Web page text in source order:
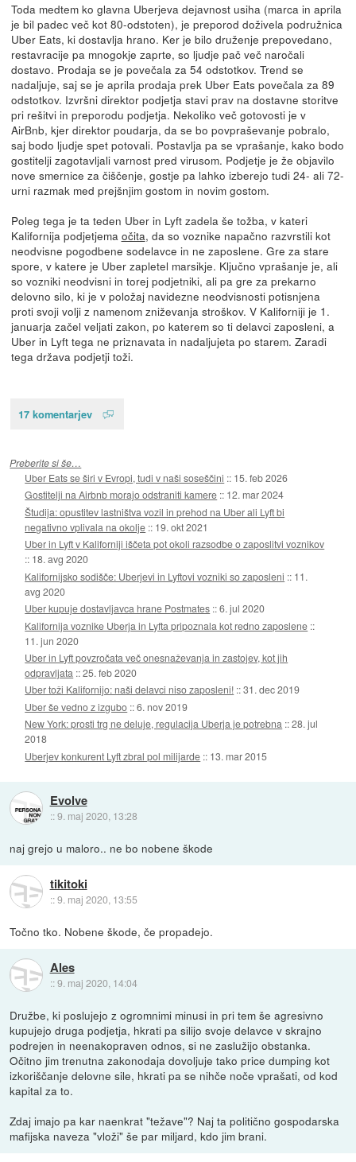
Toda medtem ko glavna Uberjeva dejavnost usiha (marca in aprila
je bil padec več kot 80-odstoten), je preporod doživela podružnica
Uber Eats, ki dostavlja hrano. Ker je bilo druženje prepovedano,
restavracije pa mnogokje zaprte, so ljudje pač več naročali
dostavo. Prodaja se je povečala za 54 odstotkov. Trend se
nadaljuje, saj se je aprila prodaja prek Uber Eats povečala za 89
odstotkov. Izvršni direktor podjetja stavi prav na dostavne storitve
pri rešitvi in preporodu podjetja. Nekoliko več gotovosti je v
AirBnb, kjer direktor poudarja, da se bo povpraševanje pobralo,
saj bodo ljudje spet potovali. Postavlja pa se vprašanje, kako bodo
gostitelji zagotavljali varnost pred virusom. Podjetje je že objavilo
nove smernice za čiščenje, gostje pa lahko izberejo tudi 24- ali 72-
urni razmak med prejšnjim gostom in novim gostom.
Poleg tega je ta teden Uber in Lyft zadela še tožba, v kateri
Kalifornija podjetjema očita, da so voznike napačno razvrstili kot
neodvisne pogodbene sodelavce in ne zaposlene. Gre za stare
spore, v katere je Uber zapletel marsikje. Ključno vprašanje je, ali
so vozniki neodvisni in torej podjetniki, ali pa gre za prekarno
delovno silo, ki je v položaj navidezne neodvisnosti potisnjena
proti svoji volji z namenom zniževanja stroškov. V Kaliforniji je 1.
januarja začel veljati zakon, po katerem so ti delavci zaposleni, a
Uber in Lyft tega ne priznavata in nadaljujeta po starem. Zaradi
tega država podjetji toži.
17 komentarjev
Preberite si še…
Uber Eats se širi v Evropi, tudi v naši soseščini :: 15. feb 2026
Gostitelji na Airbnb morajo odstraniti kamere :: 12. mar 2024
Študija: opustitev lastništva vozil in prehod na Uber ali Lyft bi
negativno vplivala na okolje :: 19. okt 2021
Uber in Lyft v Kaliforniji iščeta pot okoli razsodbe o zaposlitvi voznikov
:: 18. avg 2020
Kalifornijsko sodišče: Uberjevi in Lyftovi vozniki so zaposleni :: 11.
avg 2020
Uber kupuje dostavljavca hrane Postmates ::6. jul 2020
Kalifornija voznike Uberja in Lyfta pripoznala kot redno zaposlene ::
11. jun 2020
Uber in Lyft povzročata več onesnaževanja in zastojev, kot jih
odpravljata ::25. feb 2020
Uber toži Kalifornijo: naši delavci niso zaposleni! ::31. dec 2019
Uber še vedno z izgubo ::6. nov 2019
New York: prosti trg ne deluje, regulacija Uberja je potrebna ::28. jul
2018
Uberjev konkurent Lyft zbral pol milijarde :: 13. mar 2015
Evolve
::9. maj 2020, 13:28
naj grejo u maloro.. ne bo nobene škode
tikitoki
::9. maj 2020, 13:55
Točno tko. Nobene škode, če propadejo.
Ales
::9. maj 2020, 14:04
Družbe, ki poslujejo z ogromnimi minusi in pri tem še agresivno
kupujejo druga podjetja, hkrati pa silijo svoje delavce v skrajno
podrejen in neenakopraven odnos, si ne zaslužijo obstanka.
Očitno jim trenutna zakonodaja dovoljuje tako price dumping kot
izkoriščanje delovne sile, hkrati pa se nihče noče vprašati, od kod
kapital za to.
Zdaj imajo pa kar naenkrat "težave"? Naj ta politično gospodarska
mafijska naveza "vloži" še par miljard, kdo jim brani.